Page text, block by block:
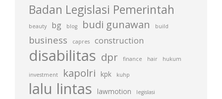
Badan Legislasi Pemerintah
beauty bg blog budi gunawan build
business capres construction
disabilitas dpr finance hair hukum
investment kapolri kpk kuhp
lalu lintas lawmotion legislasi